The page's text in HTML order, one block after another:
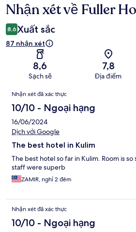
Nhận
xét
Nhận xét về Fuller
8,6 Xuất sắc
87 nhận xét
8,6
Sạch sẽ
7,8
Địa điểm
Nhận
xét
Nhận xét đã xác thực
10/10 - Ngoại hạng
16/06/2024
Dịch với Google
The best hotel in Kulim
The best hotel so far in Kulim. Room is so
staff were superb
ZAMIR, nghỉ 2 đêm
Nhận xét đã xác thực
10/10 - Ngoại hạng